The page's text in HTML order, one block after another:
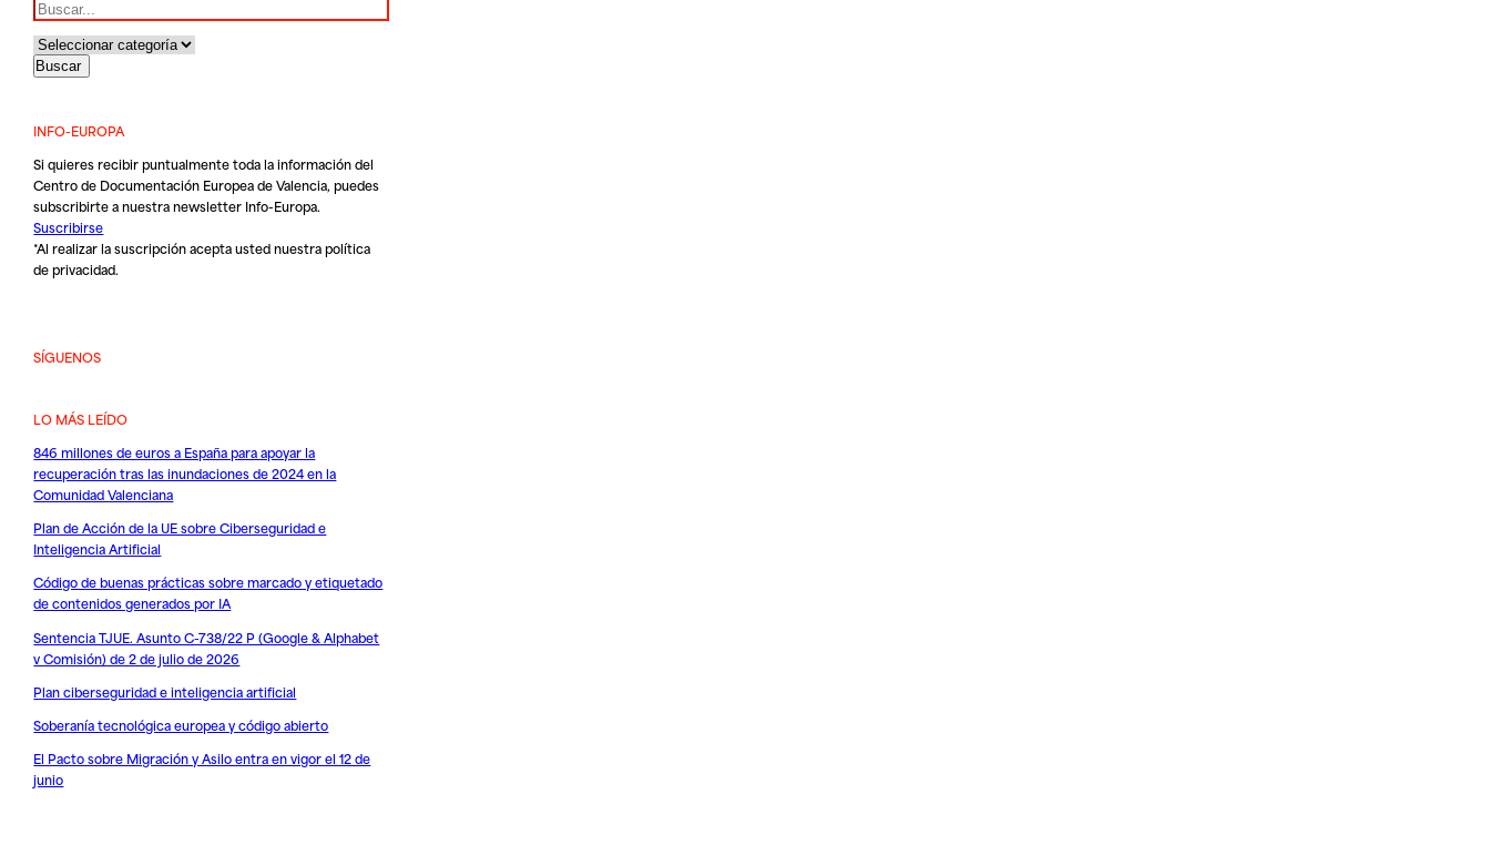
INFO-EUROPA
Si quieres recibir puntualmente toda la información del
Centro de Documentación Europea de Valencia, puedes
subscribirte a nuestra newsletter Info-Europa.
Suscribirse
*Al realizar la suscripción acepta usted nuestrapolítica
de privacidad.
SÍGUENOS
LO MÁS LEÍDO
846 millones de euros a España para apoyar la
recuperación tras las inundaciones de 2024 en la
Comunidad Valenciana
Plan de Acción de la UE sobre Ciberseguridad e
Inteligencia Artificial
Código de buenas prácticas sobre marcado y etiquetado
de contenidos generados por IA
Sentencia TJUE. Asunto C-738/22 P (Google & Alphabet
v Comisión) de 2 de julio de 2026
Plan ciberseguridad e inteligencia artificial
Soberanía tecnológica europea y código abierto
El Pacto sobre Migración y Asilo entra en vigor el 12 de
junio